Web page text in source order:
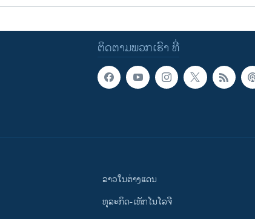
ຕິດຕາມພວກເຮົາ ທີ່
ລາວໃນຕ່າງແດນ
ທຸລະກິດ-ເທັກໂນໂລຈີ